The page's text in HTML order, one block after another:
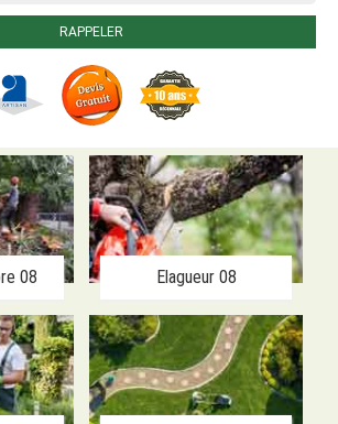
08 Elagueur 08